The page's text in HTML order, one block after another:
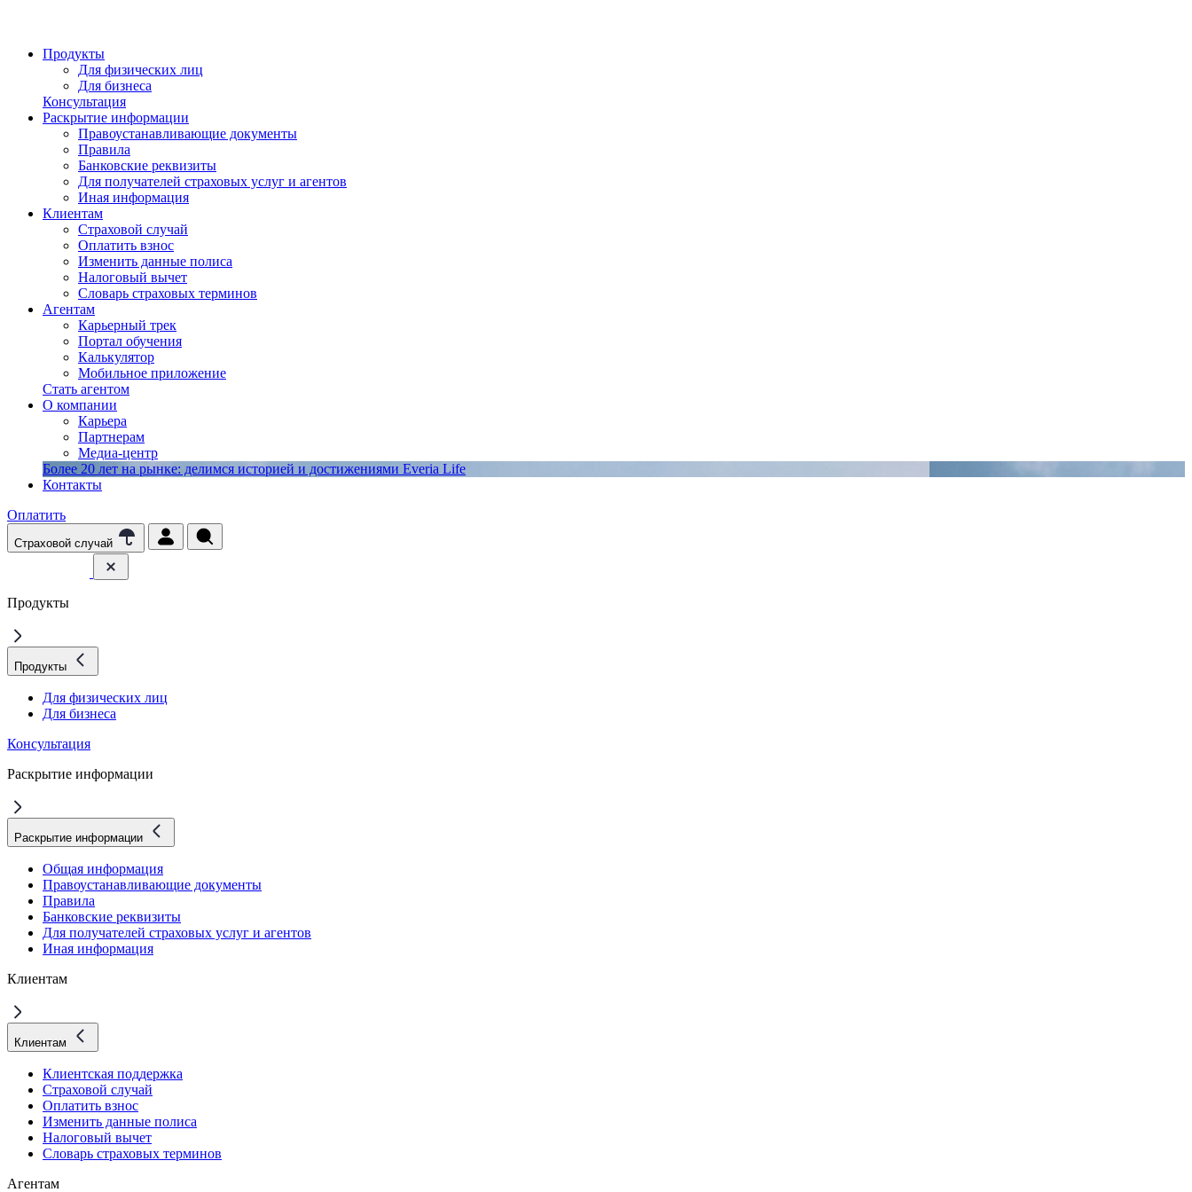
Продукты
Для физических лиц
Для бизнеса
Консультация
Раскрытие информации
Правоустанавливающие документы
Правила
Банковские реквизиты
Для получателей страховых услуг и агентов
Иная информация
Клиентам
Страховой случай
Оплатить взнос
Изменить данные полиса
Налоговый вычет
Словарь страховых терминов
Агентам
Карьерный трек
Портал обучения
Калькулятор
Мобильное приложение
Стать агентом
О компании
Карьера
Партнерам
Медиа-центр
Более 20 лет на рынке: делимся историей и достижениями Everia Life
Контакты
Оплатить
Страховой случай
Продукты
Продукты
Для физических лиц
Для бизнеса
Консультация
Раскрытие информации
Раскрытие информации
Общая информация
Правоустанавливающие документы
Правила
Банковские реквизиты
Для получателей страховых услуг и агентов
Иная информация
Клиентам
Клиентам
Клиентская поддержка
Страховой случай
Оплатить взнос
Изменить данные полиса
Налоговый вычет
Словарь страховых терминов
Агентам